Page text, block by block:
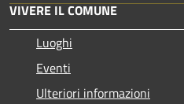
VIVERE IL COMUNE
Luoghi
Eventi
Ulteriori informazioni